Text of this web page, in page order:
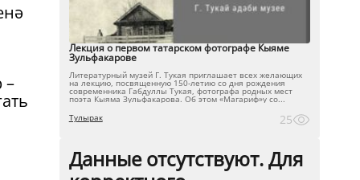
–
Лекция о первом татарском фотографе Кыяме
Зульфакарове
Литературный музей Г. Тукая приглашает всех желающих
на лекцию, посвященную 150-летию со дня рождения
современника Габдуллы Тукая, фотографа родных мест
поэта Кыяма Зульфакарова. Об этом «Магариф»у со...
Тулырак
25
Данные отсутствуют. Для